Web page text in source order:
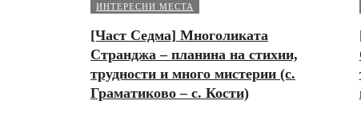
ИНТЕРЕСНИ МЕСТА
[Част Седма] Многоликата
Странджа – планина на стихии,
трудности и много мистерии (с.
Граматиково – с. Кости)